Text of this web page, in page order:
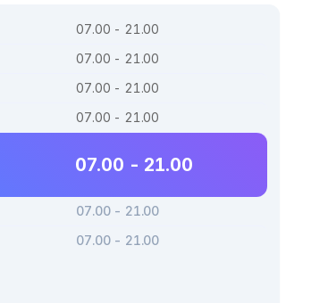
07.00 - 21.00
07.00 - 21.00
07.00 - 21.00
07.00 - 21.00
07.00 - 21.00
07.00 - 21.00
07.00 - 21.00